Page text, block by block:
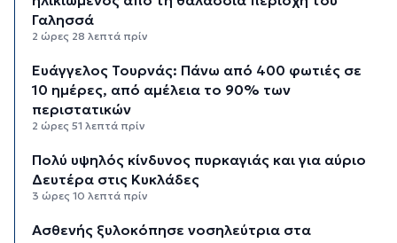
Γαλησσά
2 ώρες 28 λεπτά πρίν
Ευάγγελος Τουρνάς: Πάνω από 400 φωτιές σε
10 ημέρες, από αμέλεια το 90% των
περιστατικών
2 ώρες 51 λεπτά πρίν
Πολύ υψηλός κίνδυνος πυρκαγιάς και για αύριο
Δευτέρα στις Κυκλάδες
3 ώρες 10 λεπτά πρίν
Ασθενής ξυλοκόπησε νοσηλεύτρια στα